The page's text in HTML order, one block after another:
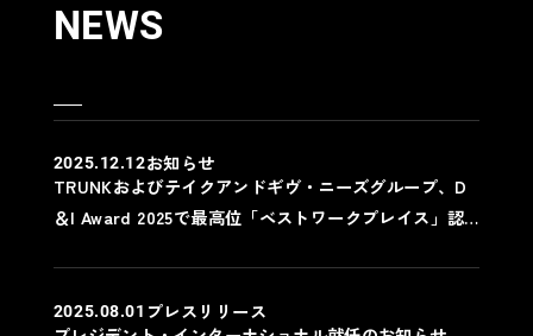
NEWS
2025.12.12お知らせ
TRUNKおよびテイクアンドギヴ・ニーズグループ、D
＆I Award 2025で最高位「ベストワークプレイス」認
2025.08.01 プレスリリース